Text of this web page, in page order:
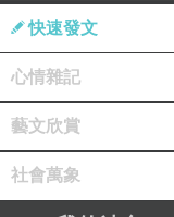
快速發文
心情雜記
藝文欣賞
社會萬象